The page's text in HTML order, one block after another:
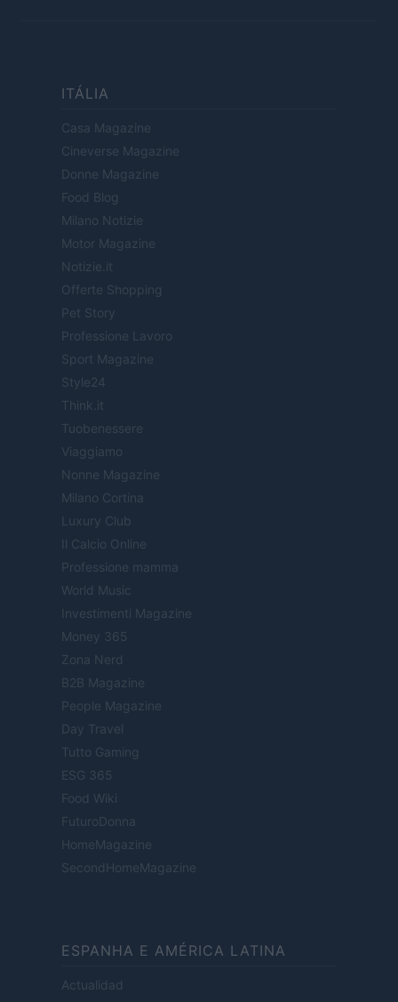
ITÁLIA
Casa Magazine
Cineverse Magazine
Donne Magazine
Food Blog
Milano Notizie
Motor Magazine
Notizie.it
Offerte Shopping
Pet Story
Professione Lavoro
Sport Magazine
Style24
Think.it
Tuobenessere
Viaggiamo
Nonne Magazine
Milano Cortina
Luxury Club
Il Calcio Online
Professione mamma
World Music
Investimenti Magazine
Money 365
Zona Nerd
B2B Magazine
People Magazine
Day Travel
Tutto Gaming
ESG 365
Food Wiki
FuturoDonna
HomeMagazine
SecondHomeMagazine
ESPANHA E AMÉRICA LATINA
Actualidad